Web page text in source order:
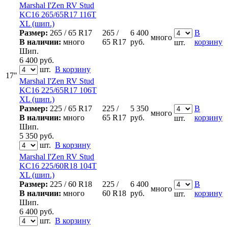
17"
Marshal I'Zen RV Stud
KC16 265/65R17 116T
XL (шип.)
Размер: 265 / 65 R17
В наличии: много
Шип.
6 400 руб.
шт. В корзину
265 /
65 R17
6 400
руб.
много
шт.
В
корзину
Marshal I'Zen RV Stud
KC16 225/65R17 106T
XL (шип.)
Размер: 225 / 65 R17
В наличии: много
Шип.
5 350 руб.
шт. В корзину
225 /
65 R17
5 350
руб.
много
шт.
В
корзину
Marshal I'Zen RV Stud
KC16 225/60R18 104T
XL (шип.)
Размер: 225 / 60 R18
В наличии: много
Шип.
6 400 руб.
шт. В корзину
225 /
60 R18
6 400
руб.
много
шт.
В
корзину